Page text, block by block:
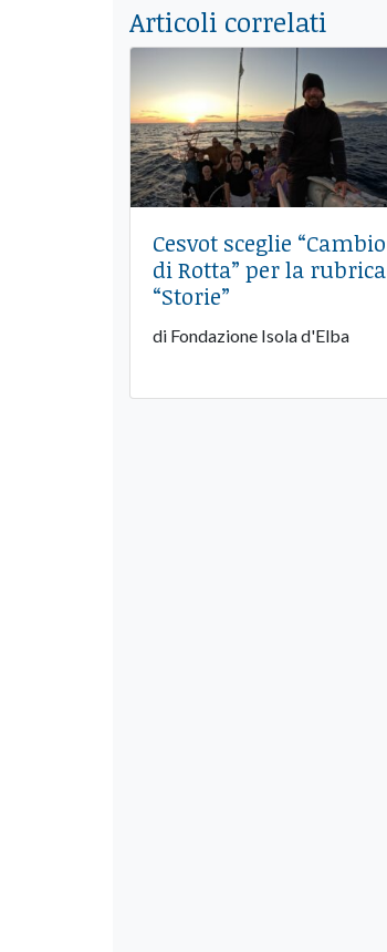
Articoli correlati
Cesvot sceglie “Cambio
di Rotta” per la rubrica
“Storie”
di Fondazione Isola d'Elba